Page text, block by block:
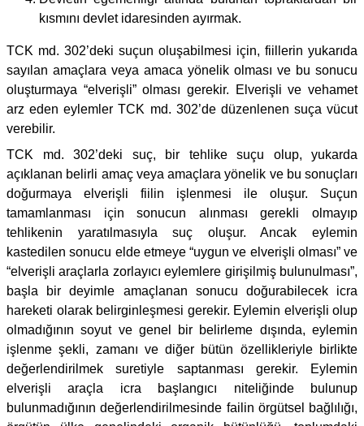
kısmını devlet idaresinden ayırmak.
TCK md. 302’deki suçun oluşabilmesi için, fiillerin yukarıda
sayılan amaçlara veya amaca yönelik olması ve bu sonucu
oluşturmaya “elverişli” olması gerekir. Elverişli ve vehamet
arz eden eylemler TCK md. 302’de düzenlenen suça vücut
verebilir.
TCK md. 302’deki suç, bir tehlike suçu olup, yukarda
açıklanan belirli amaç veya amaçlara yönelik ve bu sonuçları
doğurmaya elverişli fiilin işlenmesi ile oluşur. Suçun
tamamlanması için sonucun alınması gerekli olmayıp
tehlikenin yaratılmasıyla suç oluşur. Ancak eylemin
kastedilen sonucu elde etmeye “uygun ve elverişli olması” ve
“elverişli araçlarla zorlayıcı eylemlere girişilmiş bulunulması”,
başla bir deyimle amaçlanan sonucu doğurabilecek icra
hareketi olarak belirginleşmesi gerekir. Eylemin elverişli olup
olmadığının soyut ve genel bir belirleme dışında, eylemin
işlenme şekli, zamanı ve diğer bütün özellikleriyle birlikte
değerlendirilmek suretiyle saptanması gerekir. Eylemin
elverişli araçla icra başlangıcı niteliğinde bulunup
bulunmadığının değerlendirilmesinde failin örgütsel bağlılığı,